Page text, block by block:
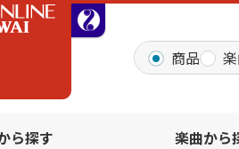
商品
ら探す 楽曲から